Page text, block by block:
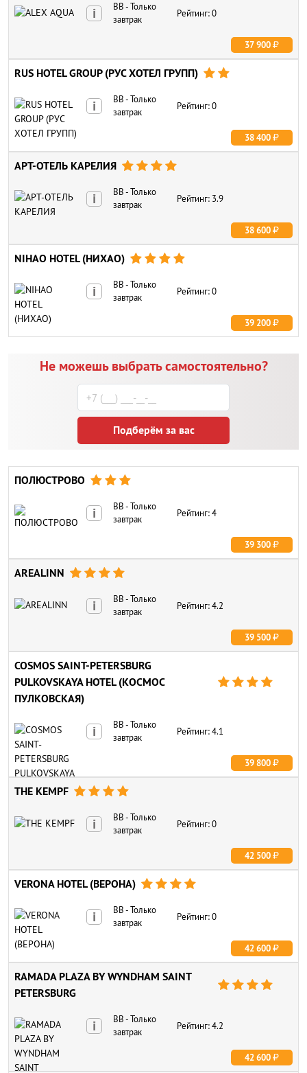
Рейтинг: 0
BB - Только
завтрак
i
37 900
RUS HOTEL GROUP (РУС ХОТЕЛ ГРУПП)  
Рейтинг: 0
BB - Только
завтрак
i
38 400
АРТ-ОТЕЛЬ КАРЕЛИЯ    
Рейтинг: 3.9
BB - Только
завтрак
i
38 600
NIHAO HOTEL (НИХАО)    
Рейтинг: 0
BB - Только
завтрак
i
39 200
Не можешь выбрать самостоятельно?
Подберём за вас
ПОЛЮСТРОВО   
Рейтинг: 4
BB - Только
завтрак
i
39 300
AREALINN    
Рейтинг: 4.2
BB - Только
завтрак
i
39 500
COSMOS SAINT-PETERSBURG
PULKOVSKAYA HOTEL (КОСМОС
ПУЛКОВСКАЯ)
   
Рейтинг: 4.1
BB - Только
завтрак
i
39 800
THE KEMPF    
Рейтинг: 0
BB - Только
завтрак
i
42 500
VERONA HOTEL (ВЕРОНА)    
Рейтинг: 0
BB - Только
завтрак
i
42 600
RAMADA PLAZA BY WYNDHAM SAINT
PETERSBURG
   
Рейтинг: 4.2
BB - Только
завтрак
i
42 600